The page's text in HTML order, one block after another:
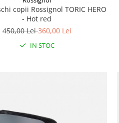
copii Rossignol TORIC HERO
- Hot red
450,00 Lei360,00 Lei
IN STOC